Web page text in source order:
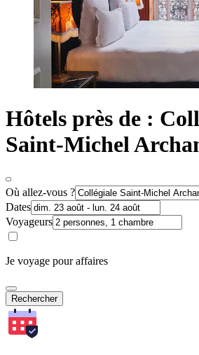
Hôtels près de :
Saint-Michel
Où allez-vous ?
Dates
Voyageurs
Je voyage pour affaires
Rechercher